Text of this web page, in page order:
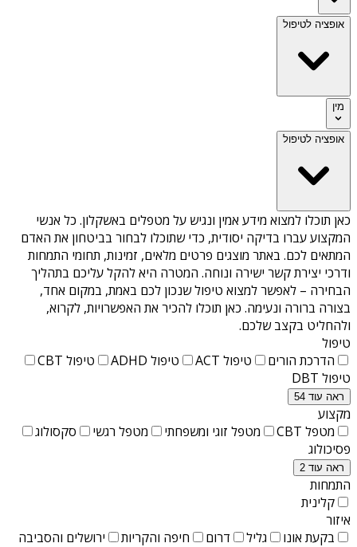
אופציה לטיפול
מין
אופציה לטיפול
כאן תוכלו למצוא מידע אמין ונגיש על מטפלים באשקלון. כל אנשי
המקצוע עברו בדיקה יסודית, כדי שתוכלו לבחור בביטחון את האדם
המתאים לכם. באתר מוצגים פרטים מלאים, זמינות, תחומי התמחות
ודרכי יצירת קשר ישירה ונוחה. המטרה היא להקל עליכם בתהליך
הבחירה – לאפשר למצוא טיפול שנכון לכם באמת, במקום אחד,
בצורה ברורה ונעימה. כאן תוכלו להכיר את האפשרויות, לקרוא,
ולהחליט בקצב שלכם.
טיפול
הדרכת הורים
טיפול ACT טיפול ADHD
טיפול CBT
טיפול DBT
ראה עוד 54
מקצוע
מטפל CBT
מטפל זוגי ומשפחתי מטפל רגשי
סקסולוג
פסיכולוג
ראה עוד 2
התמחות
קלינית
איזור
בקעת אונו
גליל דרום חיפה והקריות ירושלים והסביבה